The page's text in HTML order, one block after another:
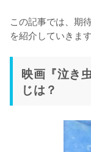
この記事では、期
を紹介していきま
映画『泣き
じは？